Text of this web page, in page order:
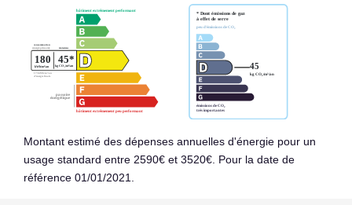
Montant estimé des dépenses annuelles d'énergie pour un
usage standard entre 2590€ et 3520€. Pour la date de
référence 01/01/2021.